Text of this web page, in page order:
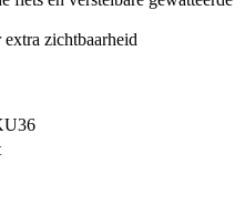
zichtbaarheid